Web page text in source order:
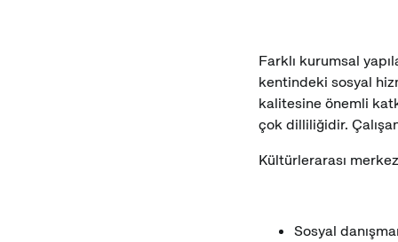
Farklı kurumsal
kentindeki sosyal
kalitesine önemli
çok dilliliğidir.
Kültürlerarası
Sosyal